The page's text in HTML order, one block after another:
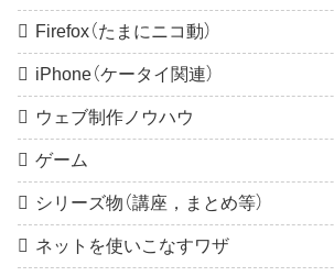
Firefox（たまにニコ動）
iPhone（ケータイ関連）
ウェブ制作ノウハウ
ゲーム
シリーズ物（講座，まとめ等）
ネットを使いこなすワザ